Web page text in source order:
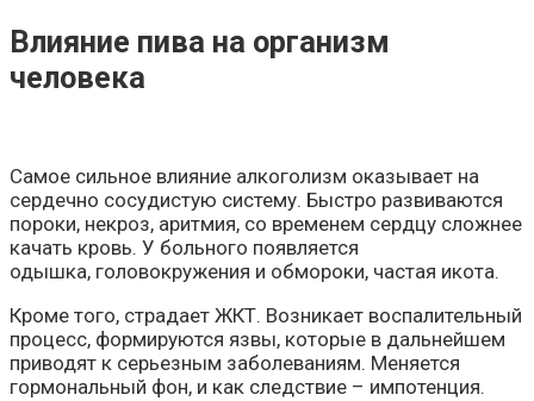
Влияние пива на организм
человека
Самое сильное влияние алкоголизм оказывает на
сердечно сосудистую систему. Быстро развиваются
пороки, некроз, аритмия, со временем сердцу сложнее
качать кровь. У больного появляется
одышка, головокружения и обмороки, частая икота.
Кроме того, страдает ЖКТ. Возникает воспалительный
процесс, формируются язвы, которые в дальнейшем
приводят к серьезным заболеваниям. Меняется
гормональный фон, и как следствие – импотенция.